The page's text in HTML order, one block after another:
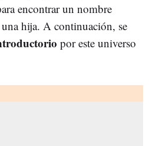
encontrar un nombre
hija. A continuación, se
por este universo